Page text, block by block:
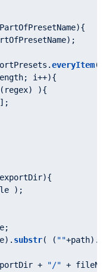
){
.everyItem
; i++){
(regex) ){
){
);
;
substr( ( ""+path).
+ "/" +